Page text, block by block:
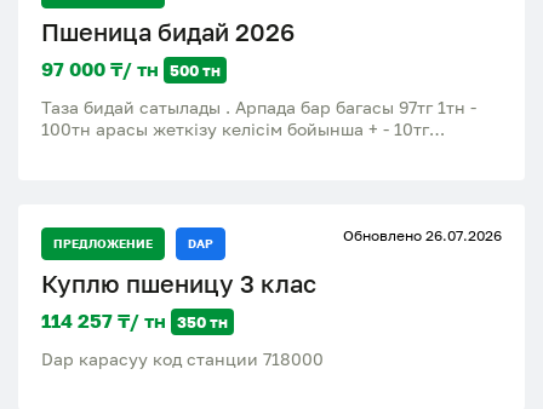
Пшеница бидай 2026
97 000 ₸/ тн 500 тн
Таза бидай сатылады . Арпада бар багасы 97тг 1тн -
100тн арасы жеткізу келісім бойынша + - 10тг
ПРЕДЛОЖЕНИЕ DAP Обновлено 26.07.2026
Куплю пшеницу 3 клас
114 257 ₸/ тн 350 тн
Dap карасуу код станции 718000